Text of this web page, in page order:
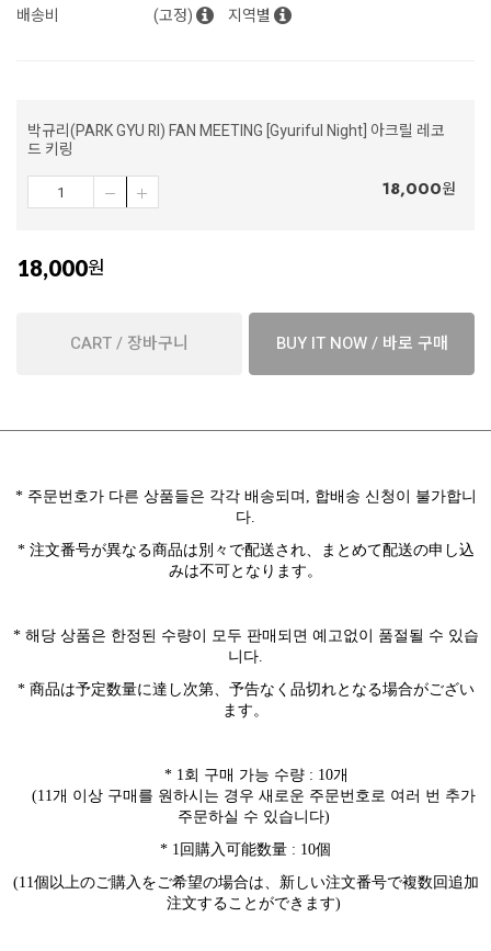
배송비 (고정) 지역별
박규리(PARK GYU RI) FAN MEETING [Gyuriful Night] 아크릴 레코
드 키링
18,000원
18,000원
CART / 장바구니 BUY IT NOW / 바로 구매
* 주문번호가 다른 상품들은 각각 배송되며 , 합배송 신청이 불가합니
다.
* 注文番号が異なる商品は別々で配送され、まとめて配送の申し込
みは不可となります。
* 해당 상품은 한정된 수량이 모두 판매되면 예고없이 품절될 수 있습
니다.
* 商品は予定数量に達し次第、予告なく品切れとなる場合がござい
ます。
* 1회 구매 가능 수량 : 10개
(11개 이상 구매를 원하시는 경우 새로운 주문번호로 여러 번 추가
주문하실 수 있습니다)
* 1回購入可能数量 : 10個
(11個以上のご購入をご希望の場合は、新しい注文番号で複数回追加
注文することができます)